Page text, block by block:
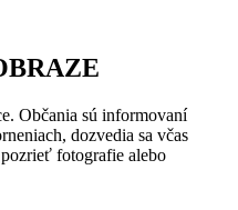
Občania sú informovaní
dozvedia sa včas
fotografie alebo